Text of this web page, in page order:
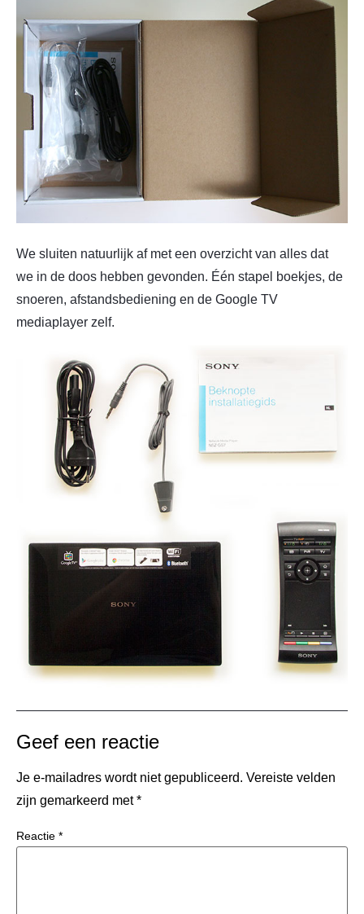
We sluiten natuurlijk af met een overzicht van alles dat
we in de doos hebben gevonden. Één stapel boekjes, de
snoeren, afstandsbediening en de Google TV
mediaplayer zelf.
Geef een reactie
Je e-mailadres wordt niet gepubliceerd. Vereiste velden
zijn gemarkeerd met*
Reactie *